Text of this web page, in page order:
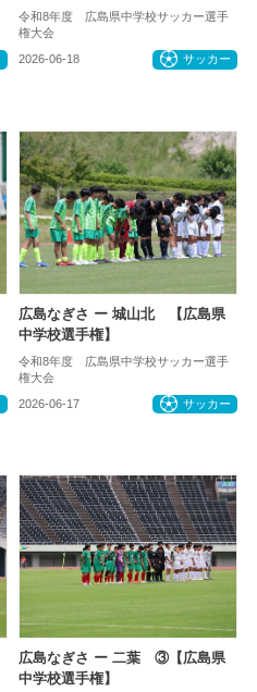
令和8年度 広島県中学校サッカー選手
権大会
2026-06-18 サッカー
広島なぎさ ー 城山北 【広島県
中学校選手権】
令和8年度 広島県中学校サッカー選手
権大会
2026-06-17 サッカー
広島なぎさ ー 二葉 ③【広島県
中学校選手権】